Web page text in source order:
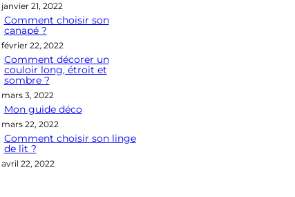
c
h
e
r
janvier 21, 2022
Comment choisir son
canapé ?
février 22, 2022
Comment décorer un
couloir long, étroit et
sombre ?
mars 3, 2022
Mon guide déco
mars 22, 2022
Comment choisir son linge
de lit ?
avril 22, 2022